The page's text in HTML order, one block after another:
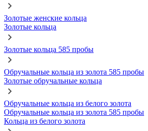
Золотые женские кольца
Золотые кольца
Золотые кольца 585 пробы
Обручальные кольца из золота 585 пробы
Золотые обручальные кольца
Обручальные кольца из белого золота
Обручальные кольца из золота 585 пробы
Кольца из белого золота